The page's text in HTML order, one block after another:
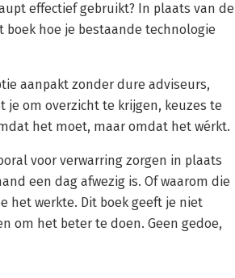
effectief gebruikt? In plaats van de
hoe je bestaande technologie
aanpakt zonder dure adviseurs,
je om overzicht te krijgen, keuzes te
het moet, maar omdat het wérkt.
voor verwarring zorgen in plaats
een dag afwezig is. Of waarom die
het werkte. Dit boek geeft je niet
om het beter te doen. Geen gedoe,